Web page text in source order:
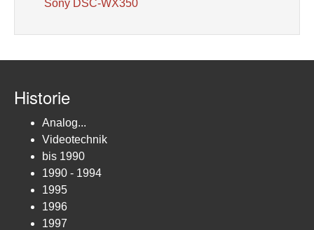
Sony DSC-WX350
Historie
Analog...
Videotechnik
bis 1990
1990 - 1994
1995
1996
1997